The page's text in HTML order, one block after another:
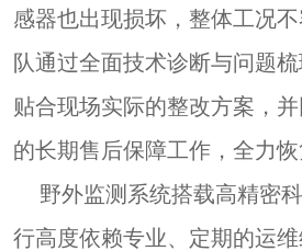
感器也出现损坏，整体工况
队通过全面技术诊断与问题
贴合现场实际的整改方案，
的长期售后保障工作，全力恢
野外监测系统搭载高精密
行高度依赖专业、定期的运